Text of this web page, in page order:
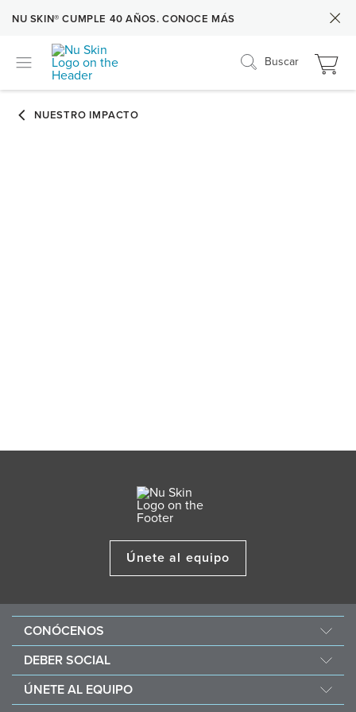
NU SKIN® CUMPLE 40 AÑOS. CONOCE MÁS
Buscar
Únete al equipo
CONÓCENOS
One Global Voice
Nu Space LATAM by Nu Skin
DEBER SOCIAL
Force for Good
Nourish the Children
ÚNETE AL EQUIPO